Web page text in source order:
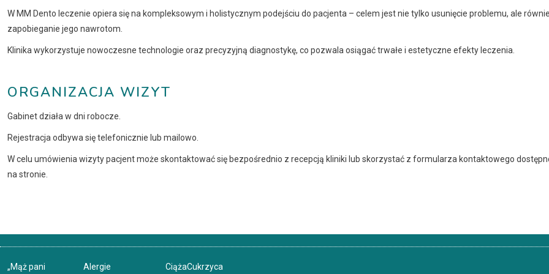
W MM Dento leczenie opiera się na kompleksowym i holistycznym podejściu do pacjenta – celem jest nie tylko usunięcie problemu, ale
zapobieganie jego nawrotom.
Klinika wykorzystuje nowoczesne technologie oraz precyzyjną diagnostykę, co pozwala osiągać trwałe i estetyczne efekty leczenia.
ORGANIZACJA WIZYT
Gabinet działa w dni robocze.
Rejestracja odbywa się telefonicznie lub mailowo.
W celu umówienia wizyty pacjent może skontaktować się bezpośrednio z recepcją kliniki lub skorzystać z formularza kontaktowego
na stronie.
„Mąż pani Alergie CiążaCukrzyca